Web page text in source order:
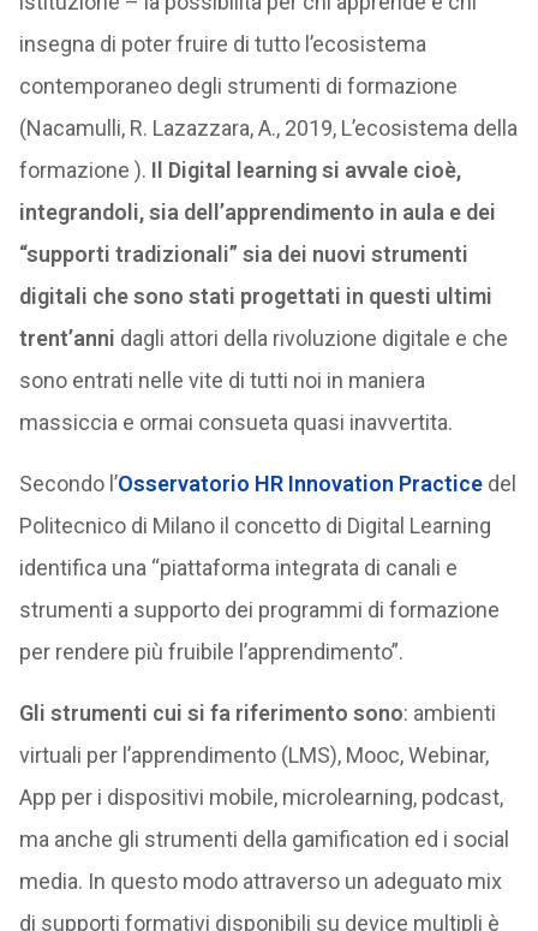
insegna di poter fruire di tutto l’ecosistema
contemporaneo degli strumenti di formazione
(Nacamulli, R. Lazazzara, A., 2019, L’ecosistema della
formazione ). Il Digital learning si avvale cioè,
integrandoli, sia dell’apprendimento in aula e dei
“supporti tradizionali” sia dei nuovi strumenti
digitali che sono stati progettati in questi ultimi
trent’anni dagli attori della rivoluzione digitale e che
sono entrati nelle vite di tutti noi in maniera
massiccia e ormai consueta quasi inavvertita.
Secondo l’Osservatorio HR Innovation Practicedel
Politecnico di Milano il concetto di Digital Learning
identifica una “piattaforma integrata di canali e
strumenti a supporto dei programmi di formazione
per rendere più fruibile l’apprendimento”.
Gli strumenti cui si fa riferimento sono: ambienti
virtuali per l’apprendimento (LMS), Mooc, Webinar,
App per i dispositivi mobile, microlearning, podcast,
ma anche gli strumenti della gamification ed i social
media. In questo modo attraverso un adeguato mix
di supporti formativi disponibili su device multipli è